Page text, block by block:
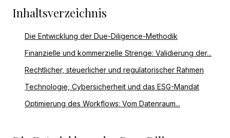
Inhaltsverzeichnis
Die Entwicklung der Due-Diligence-Methodik
Finanzielle und kommerzielle Strenge: Validierung der...
Rechtlicher, steuerlicher und regulatorischer Rahmen
Technologie, Cybersicherheit und das ESG-Mandat
Optimierung des Workflows: Vom Datenraum...